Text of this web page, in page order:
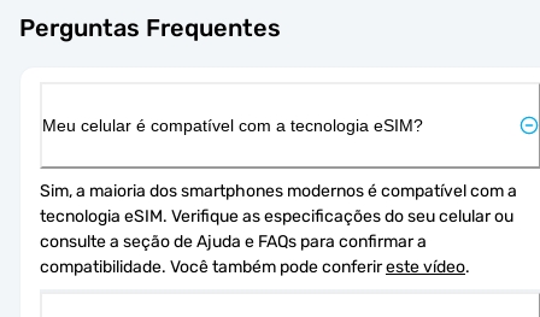
Perguntas Frequentes
Meu celular é compatível com a tecnologia eSIM?
Sim, a maioria dos smartphones modernos é compatível com a
tecnologia eSIM. Verifique as especificações do seu celular ou
consulte a seção de Ajuda e FAQs para confirmar a
compatibilidade. Você também pode conferir este vídeo.